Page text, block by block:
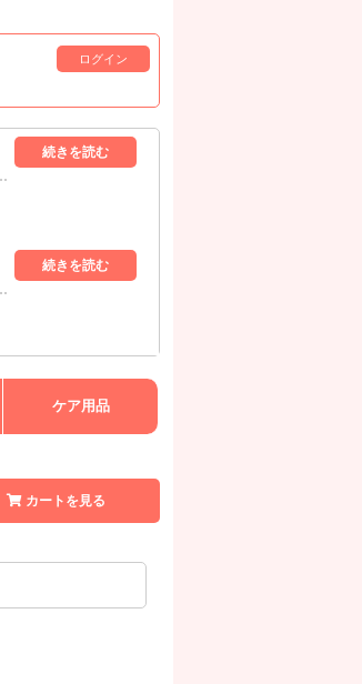
ログイン
ケア用品
カートを見る